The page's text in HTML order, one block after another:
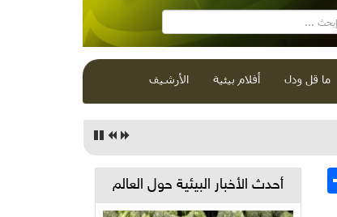
ما قل ودل أفلام بيئية الأرشيف
أحدث الأخبار البيئية حول العالم